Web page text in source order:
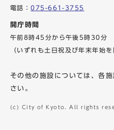
電話：075-661-3755
開庁時間
午前8時45分から午後5時30分
（いずれも土日祝及び年末年始を
その他の施設については、各
さい。
(c) City of Kyoto. All rights